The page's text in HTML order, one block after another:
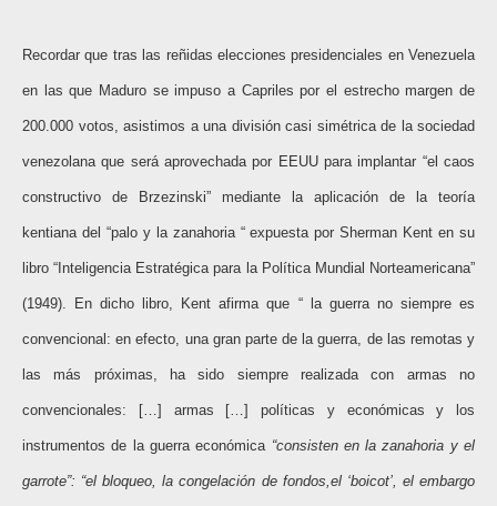
Recordar que tras las reñidas elecciones presidenciales en Venezuela
en las que Maduro se impuso a Capriles por el estrecho margen de
200.000 votos, asistimos a una división casi simétrica de la sociedad
venezolana que será aprovechada por EEUU para implantar “el caos
constructivo de Brzezinski” mediante la aplicación de la teoría
kentiana del “palo y la zanahoria “ expuesta por Sherman Kent en su
libro “Inteligencia Estratégica para la Política Mundial Norteamericana”
(1949). En dicho libro, Kent afirma que “ la guerra no siempre es
convencional: en efecto, una gran parte de la guerra, de las remotas y
las más próximas, ha sido siempre realizada con armas no
convencionales: […] armas […] políticas y económicas y los
instrumentos de la guerra económica “consisten en la zanahoria y el
garrote”: “el bloqueo, la congelación de fondos,el ‘boicot’, el embargo